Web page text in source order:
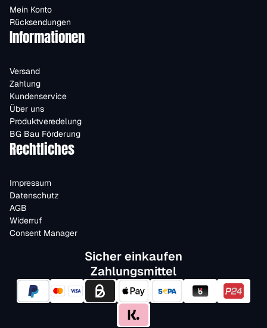
Mein Konto
Rücksendungen
Informationen
Versand
Zahlung
Kundenservice
Über uns
Produktveredelung
BG Bau Förderung
Rechtliches
Impressum
Datenschutz
AGB
Widerruf
Consent Manager
Sicher einkaufen
Zahlungsmittel